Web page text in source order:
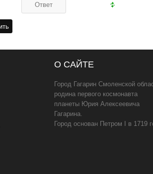
О САЙТЕ
Город Гагарин Смоленской
родина первого космонавта
планеты Юрия Алексеевича
Гагарина.
Город основан Петром I в 1719